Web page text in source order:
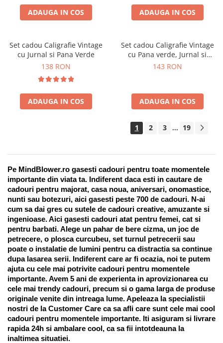
ADAUGA IN COS ADAUGA IN COS
Set cadou Caligrafie Vintage
cu Jurnal si Pana Verde
138 RON
ADAUGA IN COS
Set cadou Caligrafie Vintage
cu Pana verde, Jurnal si
Suport pentru stilou, 9 piese
143 RON
ADAUGA IN COS
1 2 3 ... 19
Pe MindBlower.ro gasesti cadouri pentru toate momentele
importante din viata ta. Indiferent daca esti in cautare de
cadouri pentru majorat, casa noua, aniversari, onomastice,
nunti sau botezuri, aici gasesti peste 700 de cadouri. N-ai
cum sa dai gres cu sutele de cadouri creative, amuzante si
ingenioase. Aici gasesti cadouri atat pentru femei, cat si
pentru barbati. Alege un pahar de bere cizma, un joc de
petrecere, o plosca curcubeu, set turnul petrecerii sau
poate o instalatie de lumini pentru ca distractia sa continue
dupa lasarea serii. Indiferent care ar fi ocazia, noi te putem
ajuta cu cele mai potrivite cadouri pentru momentele
importante. Avem 5 ani de experienta in aprovizionarea cu
cele mai trendy cadouri, precum si o gama larga de produse
originale venite din intreaga lume. Apeleaza la specialistii
nostri de la Customer Care ca sa afli care sunt cele mai cool
cadouri pentru momentele importante. Iti asiguram si livrare
rapida 24h si ambalare cool, ca sa fii intotdeauna la
inaltimea situatiei.